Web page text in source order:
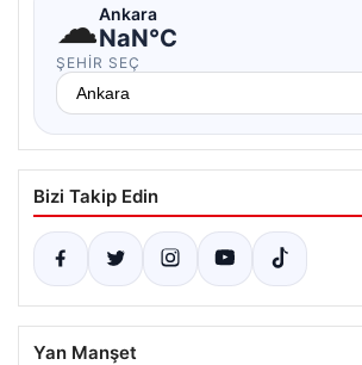
☁Ankara
NaN°C
ŞEHIR SEÇ
Bizi Takip Edin
Yan Manşet